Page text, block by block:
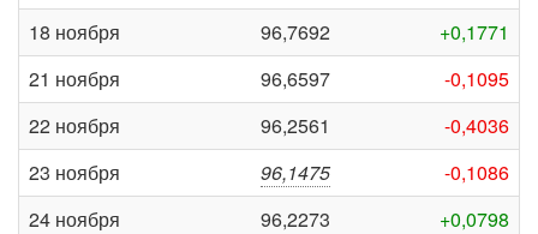
18 ноября
96,7692
+0,1771
21 ноября
96,6597
-0,1095
22 ноября
96,2561
-0,4036
23 ноября
96,1475
-0,1086
24 ноября
96,2273
+0,0798